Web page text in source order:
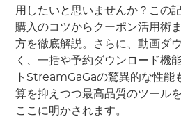
用したいと思いませんか？この
購入のコツからクーポン活用術
方を徹底解説。さらに、動画ダ
く、一括や予約ダウンロード機
トStreamGaGaの驚異的な性能
算を抑えつつ最高品質のツール
ここに明かされます。